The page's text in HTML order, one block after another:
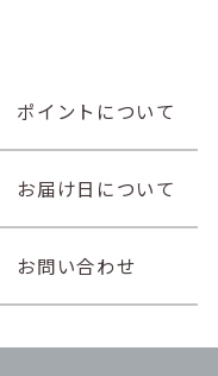
ポイントについて
お届け日について
お問い合わせ